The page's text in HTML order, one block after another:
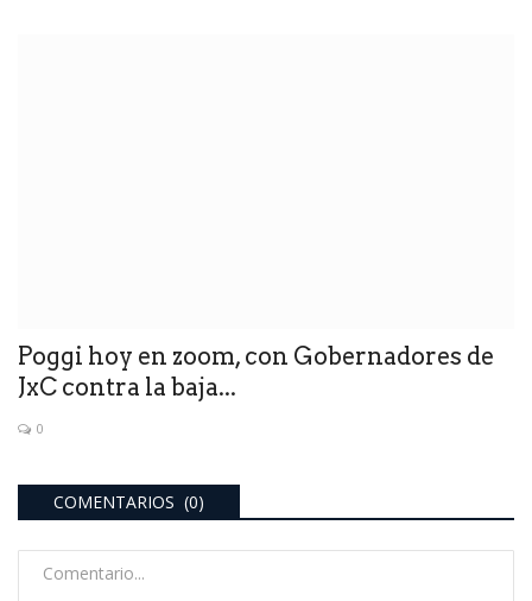
Poggi hoy en zoom, con Gobernadores de
JxC contra la baja...
0
COMENTARIOS (0)